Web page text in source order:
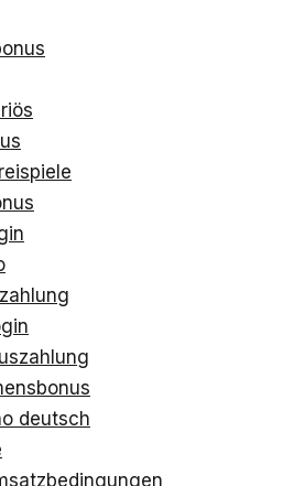
deutsch